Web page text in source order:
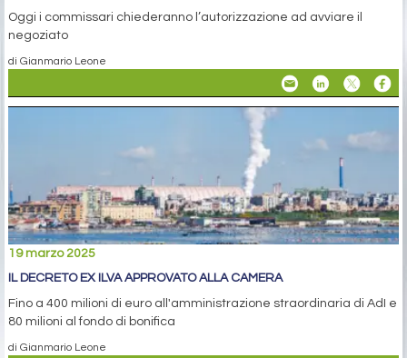
Oggi i commissari chiederanno l’autorizzazione ad avviare il
negoziato
di Gianmario Leone
19 marzo 2025
IL DECRETO EX ILVA APPROVATO ALLA CAMERA
Fino a 400 milioni di euro all'amministrazione straordinaria di AdI e
80 milioni al fondo di bonifica
di Gianmario Leone